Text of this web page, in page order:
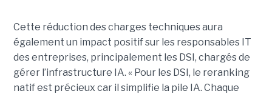
Cette réduction des charges techniques aura
également un impact positif sur les responsables IT
des entreprises, principalement les DSI, chargés de
gérer l’infrastructure IA. « Pour les DSI, le reranking
natif est précieux car il simplifie la pile IA. Chaque